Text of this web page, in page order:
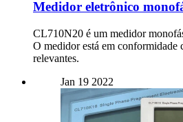
Medidor eletrônico
CL710N20 é um medidor
O medidor está em conformidade
relevantes.
Jan 19 2022